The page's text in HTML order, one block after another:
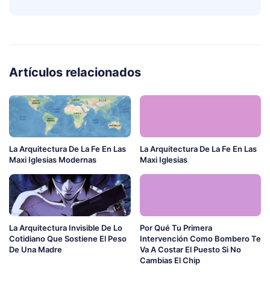
Artículos relacionados
La Arquitectura De La Fe En Las
Maxi Iglesias Modernas
La Arquitectura De La Fe En Las
Maxi Iglesias
La Arquitectura Invisible De Lo
Cotidiano Que Sostiene El Peso
De Una Madre
Por Qué Tu Primera
Intervención Como Bombero Te
Va A Costar El Puesto Si No
Cambias El Chip